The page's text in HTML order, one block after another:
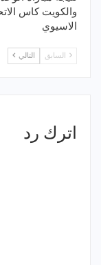
والكويت كاس
الاسيوي
السابق التالي
اترك رد